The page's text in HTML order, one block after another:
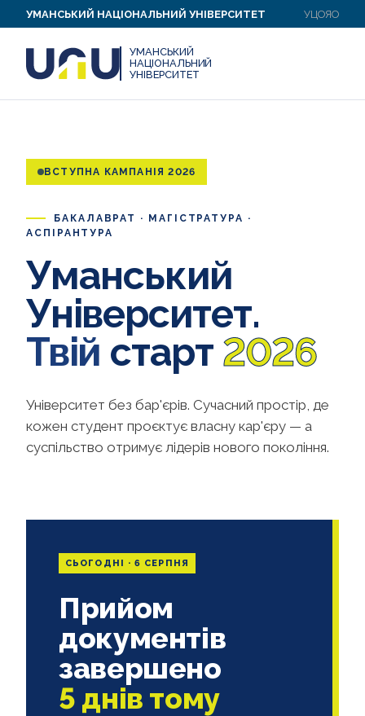
УМАНСЬКИЙ НАЦІОНАЛЬНИЙ УНІВЕРСИТЕТ УЦОЯО
УМАНСЬКИЙ
НАЦІОНАЛЬНИЙ
УНІВЕРСИТЕТ
ВСТУПНА КАМПАНІЯ 2026
БАКАЛАВРАТ · МАГІСТРАТУРА ·
АСПІРАНТУРА
Уманський
Університет.
Твій старт 2026
Університет без бар'єрів. Сучасний простір, де
кожен студент проєктує власну кар'єру — а
суспільство отримує лідерів нового покоління.
СЬОГОДНІ · 6 СЕРПНЯ
Прийом
документів
завершено
5 днів тому